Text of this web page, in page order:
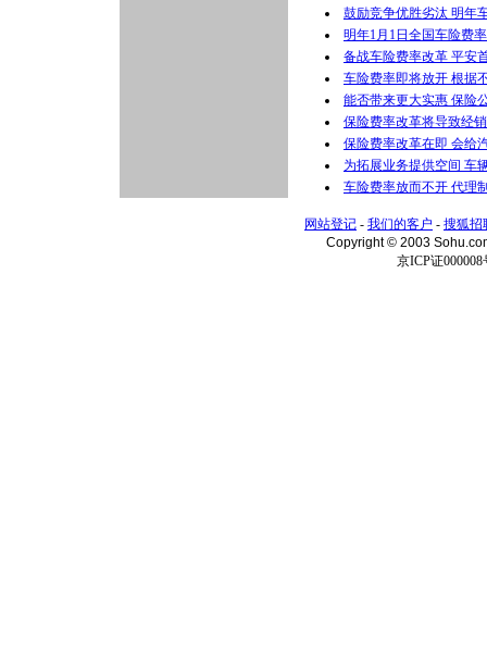
鼓励竞争优胜劣汰 明年
明年1月1日全国车险费
备战车险费率改革 平安
车险费率即将放开 根据
能否带来更大实惠 保险
保险费率改革将导致经
保险费率改革在即 会给
为拓展业务提供空间 车
车险费率放而不开 代理
网站登记 - 我们的客户 - 搜狐招
Copyright © 2003
京ICP证